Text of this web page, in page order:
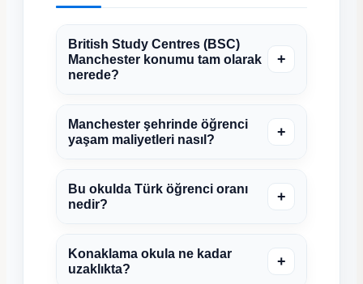
British Study Centres (BSC)
Manchester konumu tam olarak
nerede?
+
Manchester şehrinde öğrenci
yaşam maliyetleri nasıl?
+
Bu okulda Türk öğrenci oranı
nedir?
+
Konaklama okula ne kadar
uzaklıkta?
+